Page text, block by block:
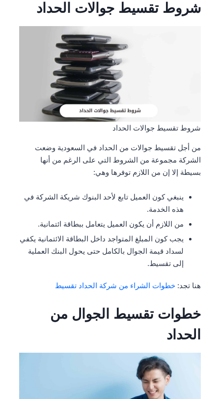
شروط تقسيط جوالات الحداد
شروط تقسيط جوالات الحداد
من أجل تقسيط جوالات من الحداد في السعودية وضعت
الشركة مجموعة من الشروط التي على الرغم من أنها
بسيطة إلا إن من اللازم توفرها وهي:
ينبغي كون العميل تابع لأحد البنوك شريكة الشركة في
هذه الخدمة.
من اللازم أن يكون العميل يتعامل ببطاقة ائتمانية.
يجب كون المبلغ المتواجد داخل البطاقة الائتمانية يكفي
لسداد قيمة الجوال بالكامل حتى يحول البنك العملية
إلى تقسيط.
هنا تجد: خطوات الشراء من شركة الحداد تقسيط
خطوات تقسيط الجوال من
الحداد